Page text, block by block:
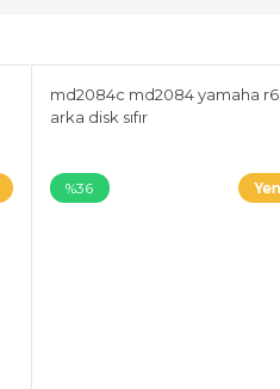
md2084c md2084 yamaha r6
arka disk sıfır
%36